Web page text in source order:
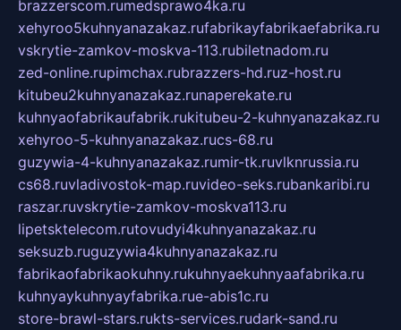
brazzerscom.rumedsprawo4ka.ru
xehyroo5kuhnyanazakaz.rufabrikayfabrikaefabrika.ru
vskrytie-zamkov-moskva-113.rubiletnadom.ru
zed-online.rupimchax.rubrazzers-hd.ruz-host.ru
kitubeu2kuhnyanazakaz.runaperekate.ru
kuhnyaofabrikaufabrik.rukitubeu-2-kuhnyanazakaz.ru
xehyroo-5-kuhnyanazakaz.rucs-68.ru
guzywia-4-kuhnyanazakaz.rumir-tk.ruvlknrussia.ru
cs68.ruvladivostok-map.ruvideo-seks.rubankaribi.ru
raszar.ruvskrytie-zamkov-moskva113.ru
lipetsktelecom.rutovudyi4kuhnyanazakaz.ru
seksuzb.ruguzywia4kuhnyanazakaz.ru
fabrikaofabrikaokuhny.rukuhnyaekuhnyaafabrika.ru
kuhnyaykuhnyayfabrika.rue-abis1c.ru
store-brawl-stars.rukts-services.rudark-sand.ru